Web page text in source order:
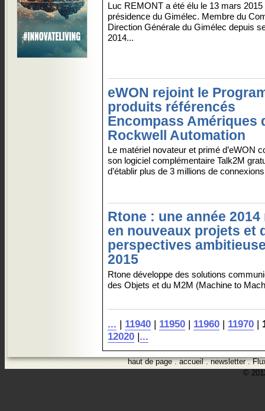
Luc REMONT a été élu le 13 mars 2015
présidence du Gimélec. Membre du
Direction Générale du Gimélec depuis
2014...
eWON rejoint le
produits référencés
Encompass Amériques
Rockwell Automation
Le matériel novateur et primé d’eWON
son logiciel complémentaire Talk2M
d’établir plus de 3 millions de
Rtone : une année 2014
en nouveaux projets et
perspectives
2015
Rtone développe des solutions
des Objets et du M2M (Machine to
... | 11940 | 11950 | 11960 | 11970 |
12020 |...
haut de page.accueil.newsletter.
©